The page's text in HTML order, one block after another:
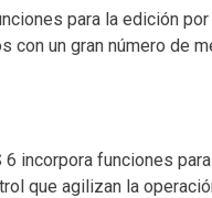
para la edición
un gran número de
incorpora funciones
que agilizan la